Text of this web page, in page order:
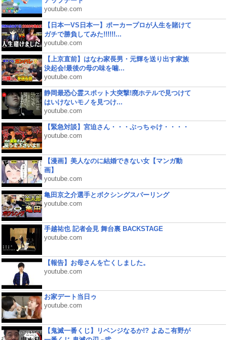
youtube.com
【日本一VS日本一】ポーカープロが人生を賭けて
ガチで勝負してみた!!!!!!...
youtube.com
【上京直前】はなわ家長男・元輝を送り出す家族
決起会!最後の母の味を噛...
youtube.com
静岡最恐心霊スポット大突撃!廃ホテルで見つけて
はいけないモノを見つけ...
youtube.com
【緊急対談】宮迫さん・・・ぶっちゃけ・・・・
youtube.com
【漫画】美人なのに結婚できない女【マンガ動
画】
youtube.com
亀田京之介選手とボクシングスパーリング
youtube.com
手越祐也 記者会見 舞台裏 BACKSTAGE
youtube.com
【報告】お母さんを亡くしました。
youtube.com
お家デート当日ゥ
youtube.com
【鬼滅一番くじ】リベンジなるか!? よゐこ有野が